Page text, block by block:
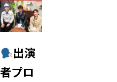
出演
者プロ